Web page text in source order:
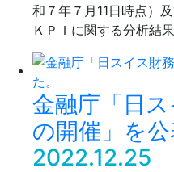
和７年７月11日時点）
ＫＰＩに関する分析結
金融庁「日
の開催」を公
2022.12.25